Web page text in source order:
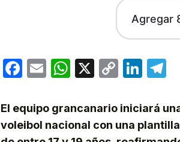
Agregar
Facebook
EmailWhatsApp
X
Copy
El equipo grancanario iniciará
voleibol nacional con una